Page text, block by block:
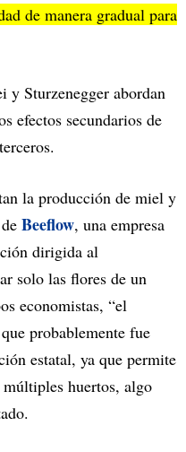
de manera gradual para
Sturzenegger abordan
efectos secundarios de
la producción de miel y
Beeflow, una empresa
dirigida al
solo las flores de un
economistas, “el
probablemente fue
estatal, ya que permite
huertos, algo